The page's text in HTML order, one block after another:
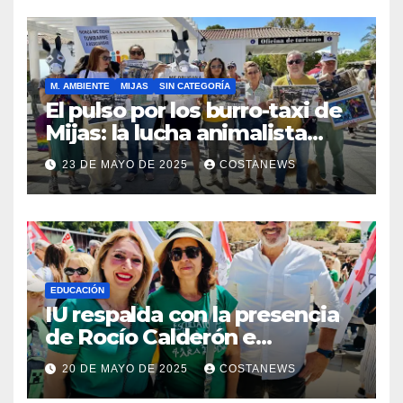
municipio
M. AMBIENTE MIJAS SIN CATEGORÍA
El pulso por los burro-taxi de
Mijas: la lucha animalista
desafía el lavado de imagen
institucional
23 DE MAYO DE 2025 COSTANEWS
EDUCACIÓN
IU respalda con la presencia
de Rocío Calderón e
integrantes de su equipo las
movilizaciones por una
20 DE MAYO DE 2025 COSTANEWS